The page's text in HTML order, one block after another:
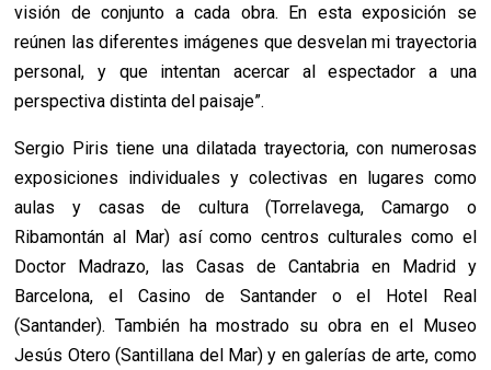
visión de conjunto a cada obra. En esta exposición se
reúnen las diferentes imágenes que desvelan mi trayectoria
personal, y que intentan acercar al espectador a una
perspectiva distinta del paisaje”.
Sergio Piris tiene una dilatada trayectoria, con numerosas
exposiciones individuales y colectivas en lugares como
aulas y casas de cultura (Torrelavega, Camargo o
Ribamontán al Mar) así como centros culturales como el
Doctor Madrazo, las Casas de Cantabria en Madrid y
Barcelona, el Casino de Santander o el Hotel Real
(Santander). También ha mostrado su obra en el Museo
Jesús Otero (Santillana del Mar) y en galerías de arte, como